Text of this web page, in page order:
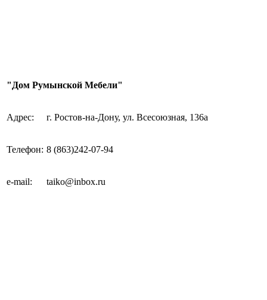
"Дом Румынской Мебели"
Адрес: г. Ростов-на-Дону, ул. Всесоюзная, 136а
Телефон: 8 (863)242-07-94
e-mail: taiko@inbox.ru